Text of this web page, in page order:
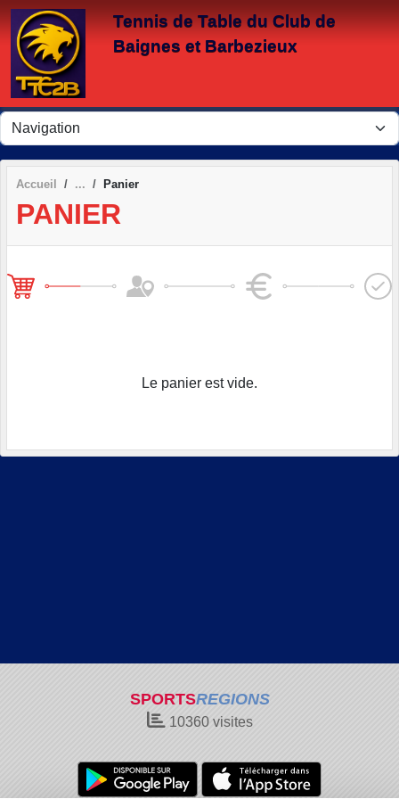
Tennis de Table du Club de
Baignes et Barbezieux
Accueil Panier
PANIER
Le panier est vide.
SPORTSREGIONS
10360visites
Panneau de gestion des cookies